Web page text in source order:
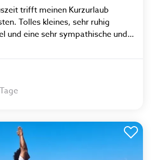
trifft meinen Kurzurlaub
Tolles kleines, sehr ruhig
und eine sehr sympathische und
Ein Auto vor Ort zu
man Rügen erkunden möchte,
lassen sich tollte Touren
Tage